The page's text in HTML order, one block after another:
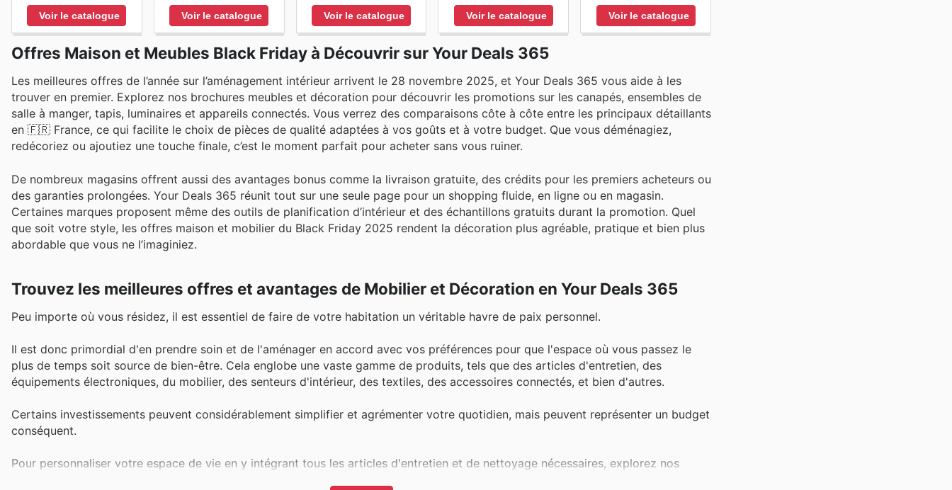
Voir le catalogue Voir le catalogue Voir le catalogue Voir le catalogue Voir le catalogue
Offres Maison et Meubles Black Friday à Découvrir sur Your Deals 365
Les meilleures offres de l’année sur l’aménagement intérieur arrivent le 28 novembre 2025, et Your Deals 365 vous aide à les
trouver en premier. Explorez nos brochures meubles et décoration pour découvrir les promotions sur les canapés, ensembles de
salle à manger, tapis, luminaires et appareils connectés. Vous verrez des comparaisons côte à côte entre les principaux détaillants
en 🇫🇷 France, ce qui facilite le choix de pièces de qualité adaptées à vos goûts et à votre budget. Que vous déménagiez,
redécoriez ou ajoutiez une touche finale, c’est le moment parfait pour acheter sans vous ruiner.
De nombreux magasins offrent aussi des avantages bonus comme la livraison gratuite, des crédits pour les premiers acheteurs ou
des garanties prolongées. Your Deals 365 réunit tout sur une seule page pour un shopping fluide, en ligne ou en magasin.
Certaines marques proposent même des outils de planification d’intérieur et des échantillons gratuits durant la promotion. Quel
que soit votre style, les offres maison et mobilier du Black Friday 2025 rendent la décoration plus agréable, pratique et bien plus
abordable que vous ne l’imaginiez.
Trouvez les meilleures offres et avantages de Mobilier et Décoration en Your Deals 365
Peu importe où vous résidez, il est essentiel de faire de votre habitation un véritable havre de paix personnel.
Il est donc primordial d'en prendre soin et de l'aménager en accord avec vos préférences pour que l'espace où vous passez le
plus de temps soit source de bien-être. Cela englobe une vaste gamme de produits, tels que des articles d'entretien, des
équipements électroniques, du mobilier, des senteurs d'intérieur, des textiles, des accessoires connectés, et bien d'autres.
Certains investissements peuvent considérablement simplifier et agrémenter votre quotidien, mais peuvent représenter un budget
conséquent.
Pour personnaliser votre espace de vie en y intégrant tous les articles d'entretien et de nettoyage nécessaires, explorez nos